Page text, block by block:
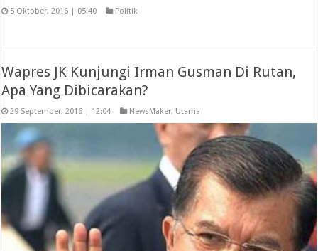
5 Oktober, 2016 | 05:40 Politik
Wapres JK Kunjungi Irman Gusman Di Rutan,
Apa Yang Dibicarakan?
29 September, 2016 | 12:04 NewsMaker, Utama